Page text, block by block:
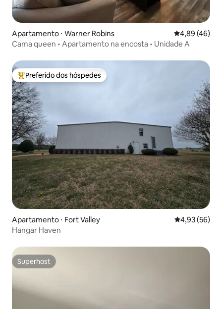
Apartamento ⋅ Warner Robins 4,89 de uma
4,89 (46)
Cama queen • Apartamento na encosta • Unidade A
Entre os melhores preferidos dos hóspedes
Preferido dos hóspedes
Apartamento ⋅ Fort Valley 4,93 de uma
4,93 (56)
Hangar Haven
Superhost
Superhost